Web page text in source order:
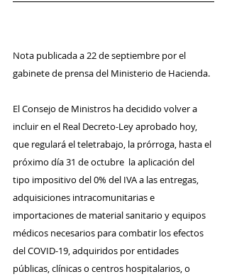
Nota publicada a 22 de septiembre por el
gabinete de prensa del Ministerio de Hacienda.
El Consejo de Ministros ha decidido volver a
incluir en el Real Decreto-Ley aprobado hoy,
que regulará el teletrabajo, la prórroga, hasta el
próximo día 31 de octubre  la aplicación del
tipo impositivo del 0% del IVA a las entregas,
adquisiciones intracomunitarias e
importaciones de material sanitario y equipos
médicos necesarios para combatir los efectos
del COVID-19, adquiridos por entidades
públicas, clínicas o centros hospitalarios, o